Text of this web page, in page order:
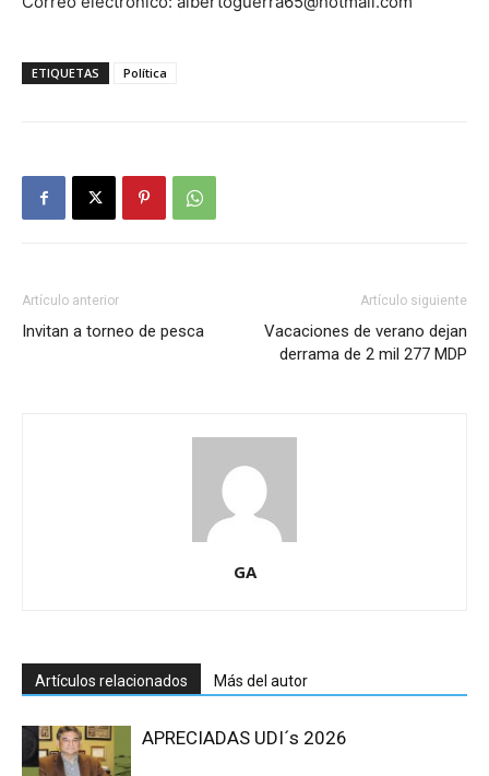
ETIQUETAS Política
Artículo anterior
Invitan a torneo de pesca
Artículo siguiente
Vacaciones de verano dejan
derrama de 2 mil 277 MDP
GA
Artículos relacionados Más del autor
APRECIADAS UDI´s 2026